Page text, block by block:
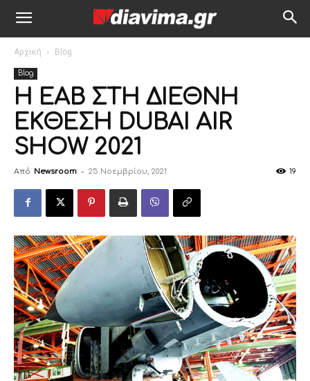
Αρχική Blog
Blog
Η ΕΑΒ ΣΤΗ ΔΙΕΘΝΗ
ΕΚΘΕΣΗ DUBAI AIR
SHOW 2021
Από Newsroom - 25 Νοεμβρίου, 2021 19